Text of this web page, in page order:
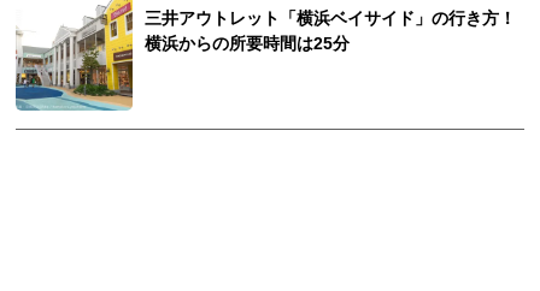
三井アウトレット「横浜ベイサイド」の行き方！
横浜からの所要時間は25分